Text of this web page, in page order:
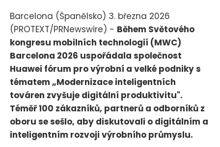
Barcelona (Španělsko) 3. března 2026
(PROTEXT/PRNewswire) - Během Světového
kongresu mobilních technologií (MWC)
Barcelona 2026 uspořádala společnost
Huawei fórum pro výrobní a velké podniky s
tématem „Modernizace inteligentních
továren zvyšuje digitální produktivitu".
Téměř 100 zákazníků, partnerů a odborníků z
oboru se sešlo, aby diskutovali o digitálním a
inteligentním rozvoji výrobního průmyslu.